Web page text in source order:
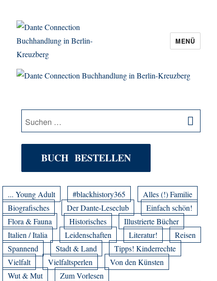
Dante Connection Buchhandlung in
MENÜ
Suche
nach:
BUCH BESTELLEN
... Young Adult #blackhistory365
Alles (!) Familie
Biografisches
Der Dante-Leseclub
Einfach schön!
Flora & Fauna
Historisches
Illustrierte Bücher
Italien / Italia
Leidenschaften Literatur!
Reisen
Spannend
Stadt & Land
Tipps! Kinderrechte
Vielfalt
Vielfaltsperlen
Von den Künsten
Wut & Mut
Zum Vorlesen